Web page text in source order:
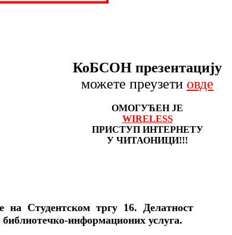
КоБСОН презентацију
можете преузети овде
ОМОГУЋЕН ЈЕ
WIRELESS
ПРИСТУП ИНТЕРНЕТУ
У ЧИТАОНИЦИ!!!
на Студентском тргу 16. Делатност
информационих услуга.